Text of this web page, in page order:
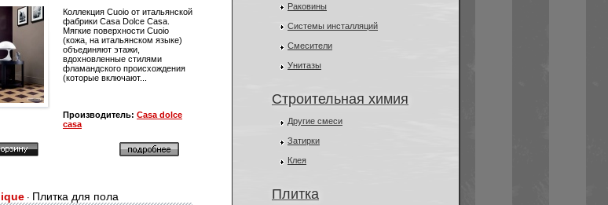
Коллекция Cuoio от итальянской
фабрики Casa Dolce Casa.
Мягкие поверхности Cuoio
(кожа, на итальянском языке)
объединяют этажи,
вдохновленные стилями
фламандского происхождения
(которые включают...
Производитель: Casa dolce
casa
· Плитка для пола
Раковины
Системы инсталляций
Смесители
Унитазы
Строительная химия
Другие смеси
Затирки
Клея
Плитка